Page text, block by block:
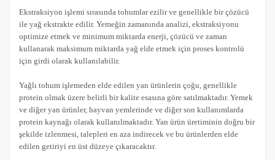
Ekstraksiyon işlemi sırasında tohumlar ezilir ve genellikle bir çözücü
ile yağ ekstrakte edilir. Yemeğin zamanında analizi, ekstraksiyonu
optimize etmek ve minimum miktarda enerji, çözücü ve zaman
kullanarak maksimum miktarda yağ elde etmek için proses kontrolü
için girdi olarak kullanılabilir.
Yağlı tohum işlemeden elde edilen yan ürünlerin çoğu, genellikle
protein olmak üzere belirli bir kalite esasına göre satılmaktadır. Yemek
ve diğer yan ürünler, hayvan yemlerinde ve diğer son kullanımlarda
protein kaynağı olarak kullanılmaktadır. Yan ürün üretiminin doğru bir
şekilde izlenmesi, talepleri en aza indirecek ve bu ürünlerden elde
edilen getiriyi en üst düzeye çıkaracaktır.